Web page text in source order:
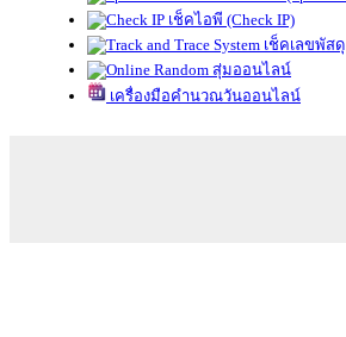
เช็คไอพี (Check IP)
เช็คเลขพัสดุ
สุ่มออนไลน์
เครื่องมือคำนวณวันออนไลน์